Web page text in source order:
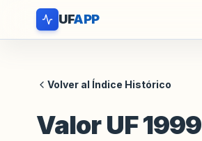
UFAPP
Volver al Índice Histórico
Valor UF 1999